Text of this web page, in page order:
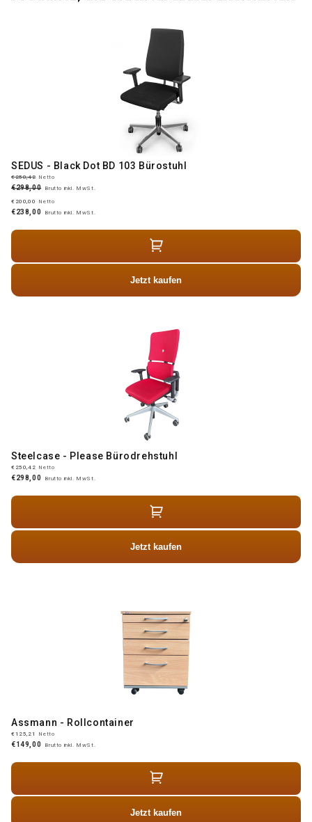
SEDUS - Black Dot BD 103 Bürostuhl
€250,42 Netto
€298,00 Brutto inkl. MwSt.
€200,00
Netto
€238,00 Brutto inkl. MwSt.
Jetzt kaufen
Steelcase - Please Bürodrehstuhl
€250,42 Netto
€298,00 Brutto inkl. MwSt.
Jetzt kaufen
Assmann - Rollcontainer
€125,21 Netto
€149,00 Brutto inkl. MwSt.
Jetzt kaufen